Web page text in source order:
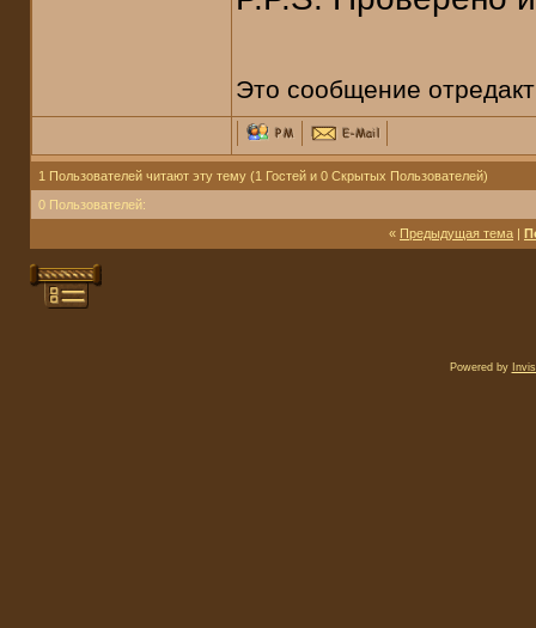
Это сообщение
1 Пользователей читают эту тему (1 Гостей и 0 Скрытых Пользователей)
0 Пользователей:
« Предыдущая тема |
Powered by